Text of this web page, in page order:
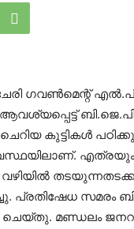
ഗവണ്‍മെന്റ്
ആവശ്യപ്പെട്ട്
കുട്ടികള്‍
എത്രയും
വഴിയില്‍
പ്രതിഷേധ സമരം
ചെയ്തു. മണ്ഡലം